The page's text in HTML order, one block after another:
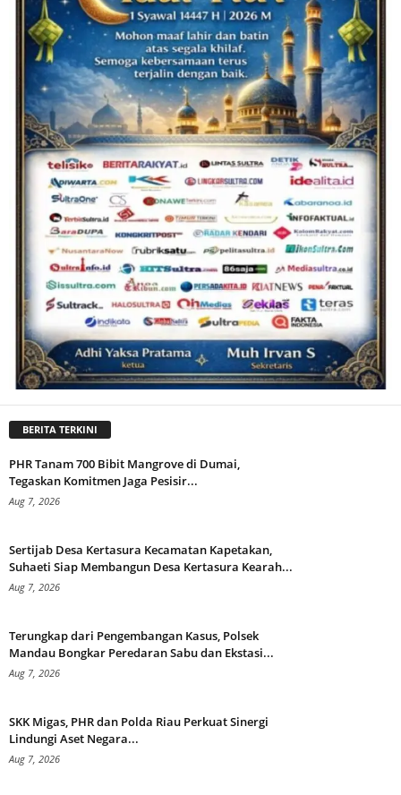
BERITA TERKINI
PHR Tanam 700 Bibit Mangrove di Dumai,
Tegaskan Komitmen Jaga Pesisir...
Aug 7, 2026
Sertijab Desa Kertasura Kecamatan Kapetakan,
Suhaeti Siap Membangun Desa Kertasura Kearah...
Aug 7, 2026
Terungkap dari Pengembangan Kasus, Polsek
Mandau Bongkar Peredaran Sabu dan Ekstasi...
Aug 7, 2026
SKK Migas, PHR dan Polda Riau Perkuat Sinergi
Lindungi Aset Negara...
Aug 7, 2026